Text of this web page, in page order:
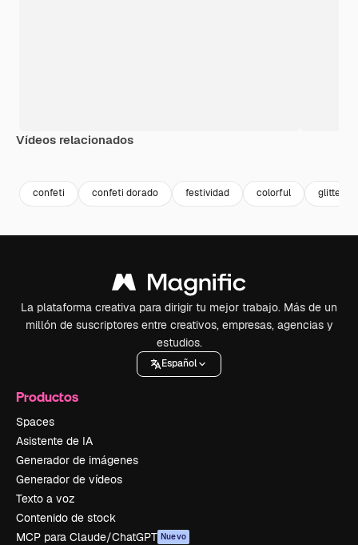
Vídeos relacionados
confeti confeti dorado festividad colorful glitter
La plataforma creativa para dirigir tu mejor trabajo. Más de un
millón de suscriptores entre creativos, empresas, agencias y
estudios.
Español
Productos
Spaces
Asistente de IA
Generador de imágenes
Generador de vídeos
Texto a voz
Contenido de stock
MCP para Claude/ChatGPT Nuevo